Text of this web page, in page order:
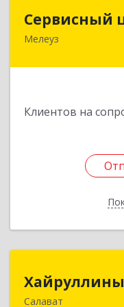
Сервисный
Мелеуз
Клиентов на
Салават